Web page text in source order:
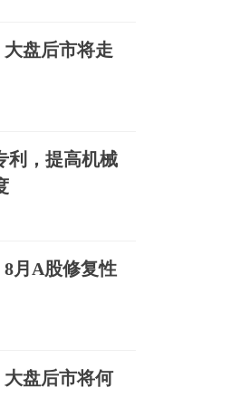
盘后市将走
利，提高机械
月A股修复性
盘后市将何